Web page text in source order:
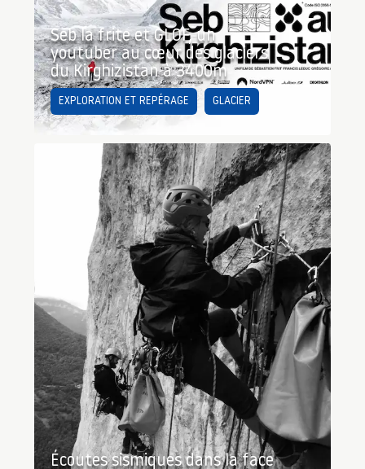
Seb la frite et GLOF, un
youtuber au cœur des glaciers
du Kirghizistan à 3400m
EXPLORATION ET REPÉRAGE GLACIER
Écoutes sismiques dans la face